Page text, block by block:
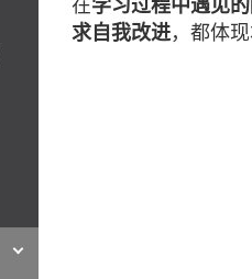
求自我改进，都体